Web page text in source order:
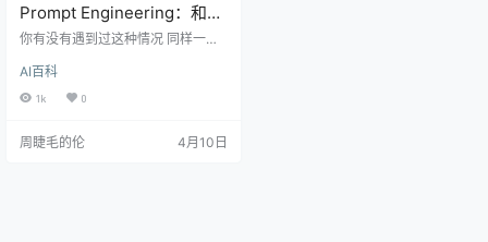
Prompt Engineering：和AI
说话的艺术，决定了它替你
你有没有遇到过这种情况 同样一个A
觉得"这玩意儿不太行"。 比如让Ch
atGPT帮你写文案，你写："帮我写
又给你一段换汤不换药的。你怒
AI百科
1k 0
周睫毛的伦 4月10日